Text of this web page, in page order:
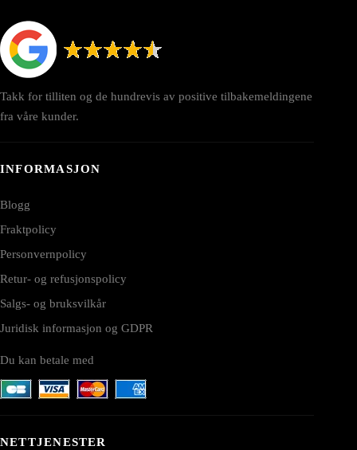
Takk for tilliten og de hundrevis av positive tilbakemeldingene
fra våre kunder.
INFORMASJON
Blogg
Fraktpolicy
Personvernpolicy
Retur- og refusjonspolicy
Salgs- og bruksvilkår
Juridisk informasjon og GDPR
Du kan betale med
NETTJENESTER